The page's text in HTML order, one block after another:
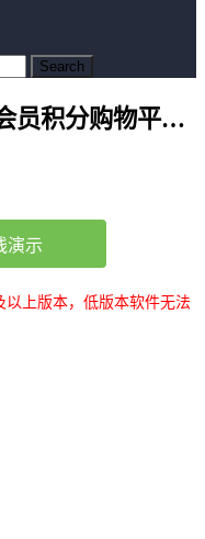
积分兑换商城APP端原型 会员积分购物平台实战案例
演示
以上版本，低版本软件无法